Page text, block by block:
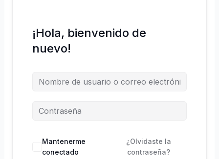
¡Hola, bienvenido de
nuevo!
Mantenerme
conectado
¿Olvidaste la
contraseña?